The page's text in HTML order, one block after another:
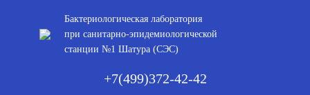
Бактериологическая лаборатория
при санитарно-эпидемиологической
станции №1 Шатура (СЭС)
+7(499)372-42-42